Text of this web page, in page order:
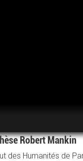
Robert Mankin
des Humanités de